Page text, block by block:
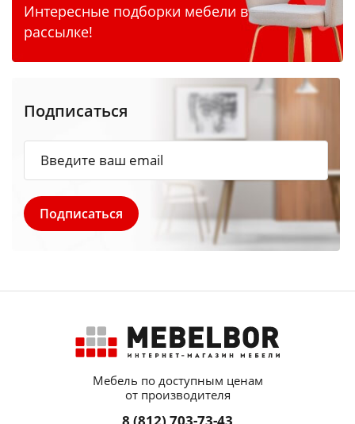
Интересные подборки мебели в
рассылке!
Подписаться
Мебель по доступным ценам
от производителя